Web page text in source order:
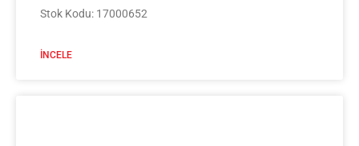
Stok Kodu: 17000652
İNCELE